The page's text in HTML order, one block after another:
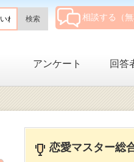
相談する（無
アンケート 回答
恋愛マスター総